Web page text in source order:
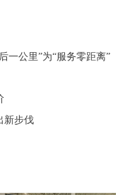
一公里”为“服务零距离”
新步伐